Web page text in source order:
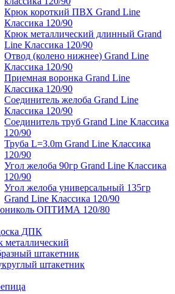
Крюк короткий ПВХ Grand Line
Классика 120/90
Крюк металлический длинный Grand
Line Классика 120/90
Отвод (колено нижнее) Grand Line
Классика 120/90
Приемная воронка Grand Line
Классика 120/90
Соединитель желоба Grand Line
Классика 120/90
Соединитель труб Grand Line Классика
120/90
Труба L=3.0m Grand Line Классика
120/90
Угол желоба 90гр Grand Line Классика
120/90
Угол желоба универсальный 135гр
Grand Line Классика 120/90
ОПТИМА 120/80
ДПК
металлический
штакетник
штакетник